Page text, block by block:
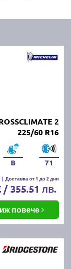
2
225/60 R16
B 71
| Доставка от 1 до 2 дни
/ 355.51 лв.
повече